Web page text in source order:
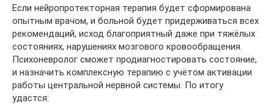
Если нейропротекторная терапия будет сформирована
опытным врачом, и больной будет придерживаться всех
рекомендаций, исход благоприятный даже при тяжёлых
состояниях, нарушениях мозгового кровообращения.
Психоневролог сможет продиагностировать состояние,
и назначить комплексную терапию с учётом активации
работы центральной нервной системы. По итогу
удастся: